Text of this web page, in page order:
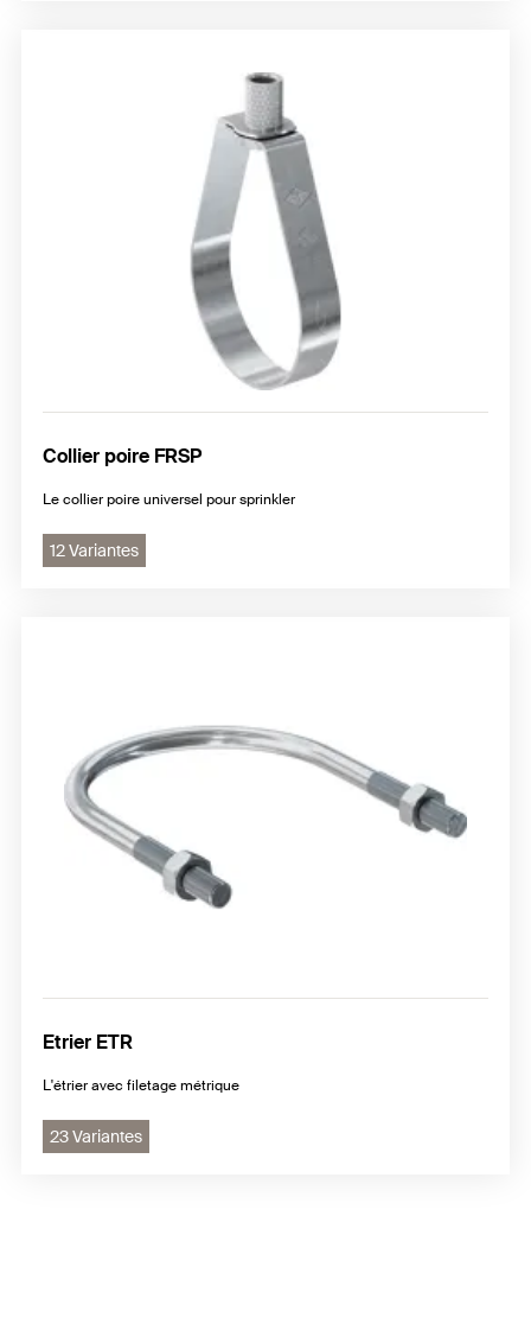
Collier poire FRSP
Le collier poire universel pour sprinkler
12 Variantes
Etrier ETR
L'étrier avec filetage métrique
23 Variantes